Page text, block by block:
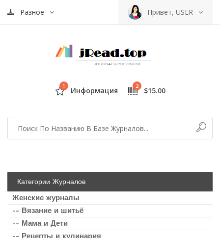
Разное Привет, USER
1 Информация 2 $15.00
Категории Журналов
Женские журналы
-- Вязание и шитьё
-- Мама и Дети
-- Рецепты и кулинария